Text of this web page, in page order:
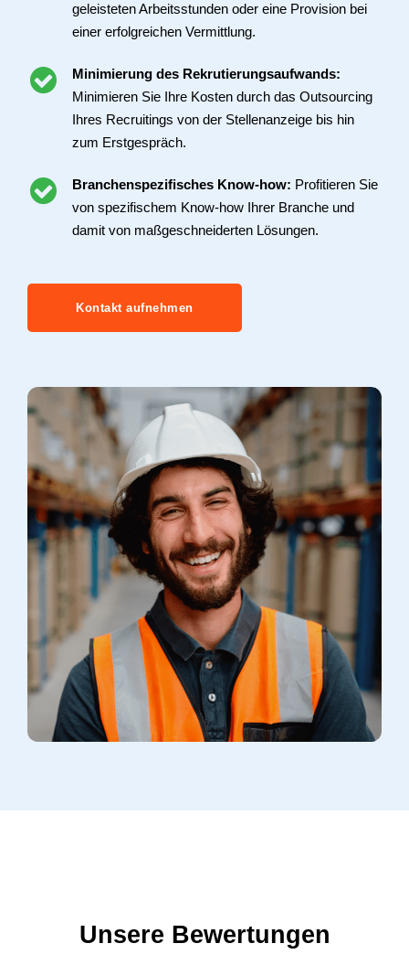
geleisteten Arbeitsstunden oder eine Provision bei
einer erfolgreichen Vermittlung.
Minimierung des Rekrutierungsaufwands:
Minimieren Sie Ihre Kosten durch das Outsourcing
Ihres Recruitings von der Stellenanzeige bis hin
zum Erstgespräch.
Branchenspezifisches Know-how: Profitieren Sie
von spezifischem Know-how Ihrer Branche und
damit von maßgeschneiderten Lösungen.
Kontakt aufnehmen
Unsere Bewertungen